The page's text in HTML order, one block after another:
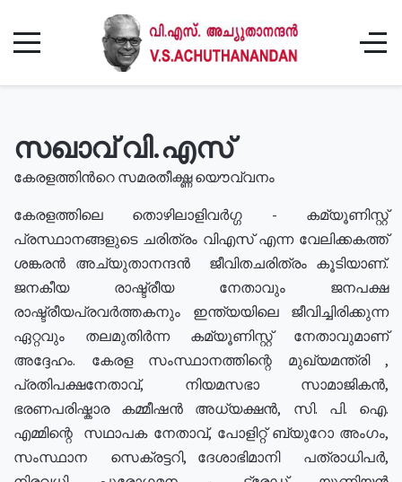
സഖാവ് വി.എസ്
കേരളത്തിൻറെ സമരതീക്ഷ്ണ യൌവ്വനം
കേരളത്തിലെ തൊഴിലാളിവർഗ്ഗ - കമ്യൂണിസ്റ്റ്
പ്രസ്ഥാനങ്ങളുടെ ചരിത്രം വിഎസ് എന്ന വേലിക്കകത്ത്
ശങ്കരൻ അച്യുതാനന്ദൻ ജീവിതചരിത്രം കൂടിയാണ്.
ജനകീയ രാഷ്ട്രീയ നേതാവും ജനപക്ഷ
രാഷ്ട്രീയപ്രവർത്തകനും ഇന്ത്യയിലെ ജീവിച്ചിരിക്കുന്ന
ഏറ്റവും തലമുതിർന്ന കമ്യൂണിസ്റ്റ് നേതാവുമാണ്
അദ്ദേഹം. കേരള സംസ്ഥാനത്തിന്റെ മുഖ്യമന്ത്രി ,
പ്രതിപക്ഷനേതാവ്, നിയമസഭാ സാമാജികൻ,
ഭരണപരിഷ്കാര കമ്മീഷൻ അധ്യക്ഷൻ, സി. പി. ഐ.
എമ്മിന്റെ സഥാപക നേതാവ്, പോളിറ്റ് ബ്യുറോ അംഗം,
സംസ്ഥാന സെക്രട്ടറി, ദേശാഭിമാനി പത്രാധിപർ,